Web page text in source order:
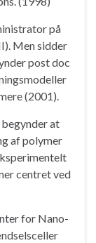
på
Men sidder
post doc
(2001).
at
af polymer
centret ved
for Nano-